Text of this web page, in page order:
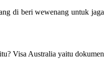
di beri wewenang untuk jaga
Visa Australia yaitu dokumen